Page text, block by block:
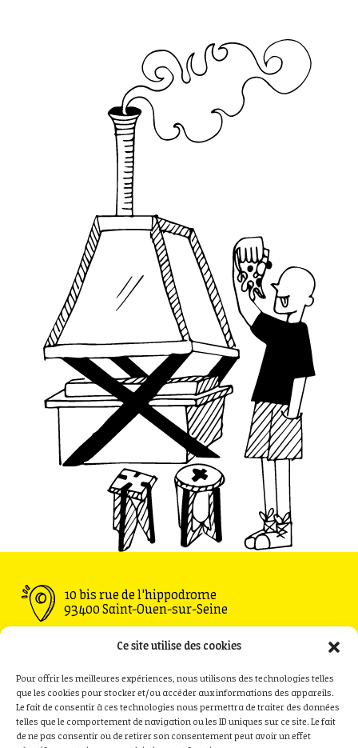
Ce site utilise des cookies
Pour offrir les meilleures expériences, nous utilisons des technologies telles
que les cookies pour stocker et/ou accéder aux informations des appareils.
Le fait de consentir à ces technologies nous permettra de traiter des données
telles que le comportement de navigation ou les ID uniques sur ce site. Le fait
de ne pas consentir ou de retirer son consentement peut avoir un effet
10 bis rue de l'hippodrome
93400 Saint-Ouen-sur-Seine
Ouvert du Mardi au Vendredi : 11h30 - 00h00
Samedi : 09h00 - 00h00
Privatisation Contact